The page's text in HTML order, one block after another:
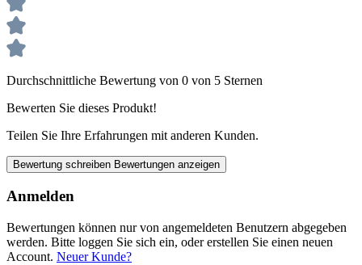
Durchschnittliche Bewertung von 0 von 5 Sternen
Bewerten Sie dieses Produkt!
Teilen Sie Ihre Erfahrungen mit anderen Kunden.
Bewertung schreiben Bewertungen anzeigen
Anmelden
Bewertungen können nur von angemeldeten Benutzern abgegeben
werden. Bitte loggen Sie sich ein, oder erstellen Sie einen neuen
Account. Neuer Kunde?